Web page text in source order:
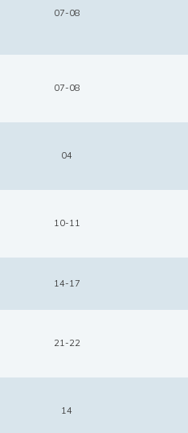
07-08
07-08
04
10-11
14-17
21-22
14